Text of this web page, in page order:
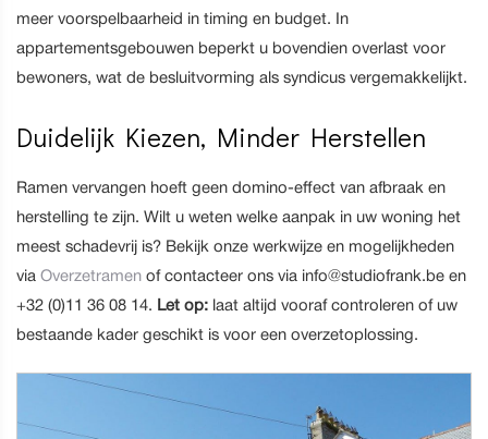
meer voorspelbaarheid in timing en budget. In
appartementsgebouwen beperkt u bovendien overlast voor
bewoners, wat de besluitvorming als syndicus vergemakkelijkt.
Duidelijk Kiezen, Minder Herstellen
Ramen vervangen hoeft geen domino-effect van afbraak en
herstelling te zijn. Wilt u weten welke aanpak in uw woning het
meest schadevrij is? Bekijk onze werkwijze en mogelijkheden
via Overzetramen of contacteer ons via info@studiofrank.be en
+32 (0)11 36 08 14. Let op: laat altijd vooraf controleren of uw
bestaande kader geschikt is voor een overzetoplossing.